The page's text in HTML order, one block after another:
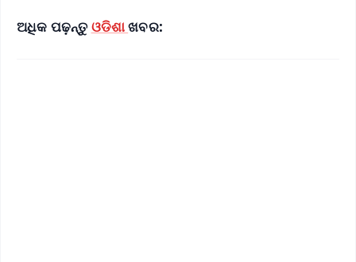
ଅଧିକ ପଢ଼ନ୍ତୁ ଓଡିଶାଖବର: